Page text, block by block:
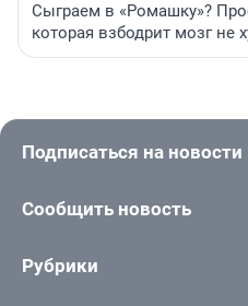
Сыграем в «Ромашку»?
которая взбодрит мозг не
Подписаться на новости
Сообщить новость
Рубрики